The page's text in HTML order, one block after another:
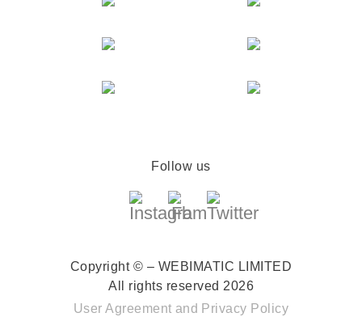
Follow us
Copyright © – WEBIMATIC LIMITED
All rights reserved 2026
User Agreement and Privacy Policy